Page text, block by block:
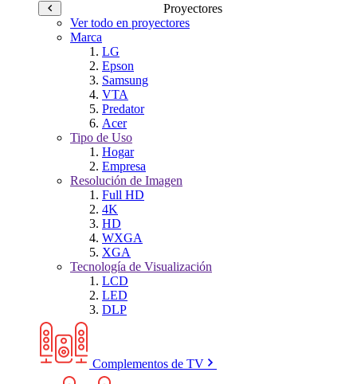
Proyectores
Ver todo en proyectores
Marca
LG
Epson
Samsung
VTA
Predator
Acer
Tipo de Uso
Hogar
Empresa
Resolución de Imagen
Full HD
4K
HD
WXGA
XGA
Tecnología de Visualización
LCD
LED
DLP
Complementos de TV